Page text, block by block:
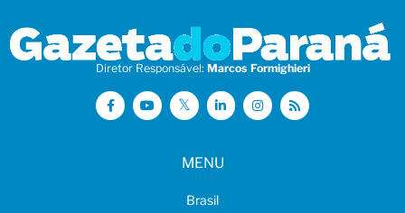
Diretor Responsável: Marcos Formighieri
MENU
Brasil